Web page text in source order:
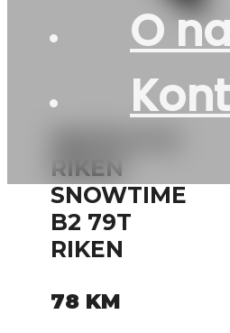
O
RIKEN
SNOWTIME
B2 79T
RIKEN
78 KM